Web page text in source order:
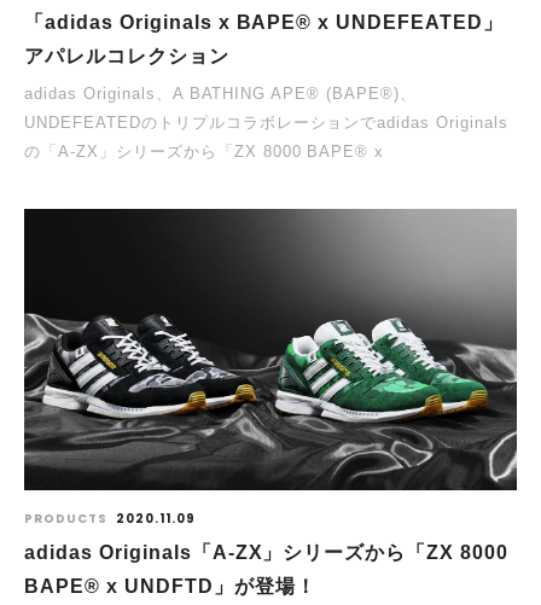
「adidas Originals x BAPE® x UNDEFEATED」
アパレルコレクション
adidas Originals、A BATHING APE® (BAPE®)、
UNDEFEATEDのトリプルコラボレーションでadidas Originals
の「A-ZX」シリーズから「ZX 8000 BAPE® x
PRODUCTS 2020.11.09
adidas Originals「A-ZX」シリーズから「ZX 8000
BAPE® x UNDFTD」が登場！